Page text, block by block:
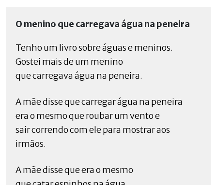
O menino que carregava água na peneira
Tenho um livro sobre águas e meninos.
Gostei mais de um menino
que carregava água na peneira.
A mãe disse que carregar água na peneira
era o mesmo que roubar um vento e
sair correndo com ele para mostrar aos
irmãos.
A mãe disse que era o mesmo